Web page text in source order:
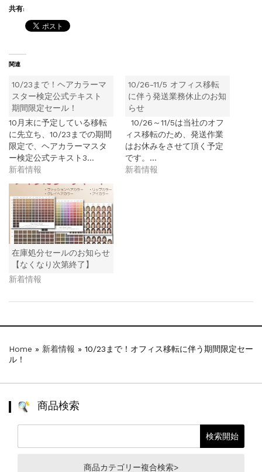
共有:
関連
10/23まで！ヘアカラーマ
スター検定公式テキスト
期間限定セール！
10月末に予定している移転
に先立ち、10/23までの期間
限定で、ヘアカラーマスタ
ー検定公式テキスト3…
新着情報
10/26-11/5 オフィス移転
に伴う発送業務休止のお知
らせ
10/26～11/5は当社のオフ
ィス移転のため、発送作業
はお休みをさせて頂く予定
です。…
新着情報
在庫処分セールのお知らせ
【なくなり次第終了】
新着情報
Home » 新着情報 » 10/23まで！オフィス移転に伴う期間限定セー
ル！
商品検索
商品カテゴリー複合検索>